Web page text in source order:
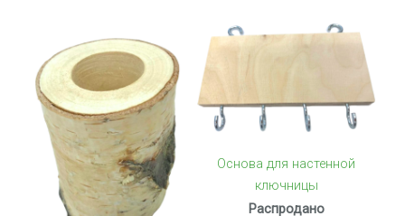
Основа для настенной
ключницы
Распродано